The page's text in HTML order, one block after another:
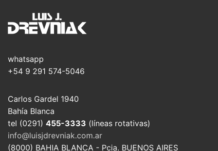
whatsapp
+54 9 291 574-5046
Carlos Gardel 1940
Bahía Blanca
tel (0291) 455-3333 (líneas rotativas)
info@luisjdrevniak.com.ar
(8000) BAHIA BLANCA - Pcia. BUENOS AIRES